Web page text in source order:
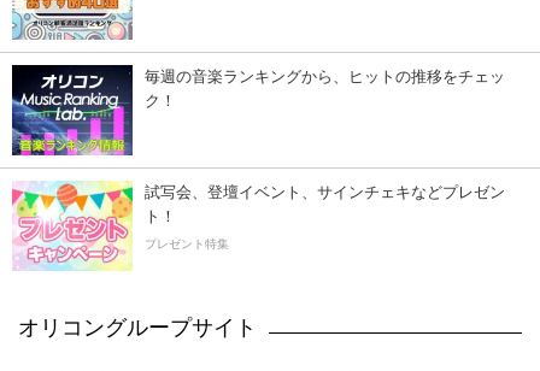
毎週の音楽ランキングから、ヒットの推移をチェッ
ク！
試写会、登壇イベント、サインチェキなどプレゼン
ト！
プレゼント特集
オリコングループサイト